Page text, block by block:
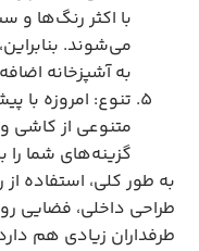
با اکثر رنگ‌ها
می‌شوند.
به آشپزخانه
متنوعی از کاشی
گزینه‌های شما را
به طور کلی، استفاده
طراحی داخلی، فضایی
طرفداران زیادی هم